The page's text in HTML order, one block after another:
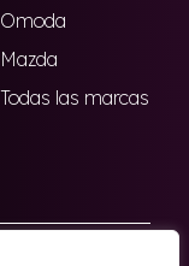
Omoda
Mazda
Todas las marcas